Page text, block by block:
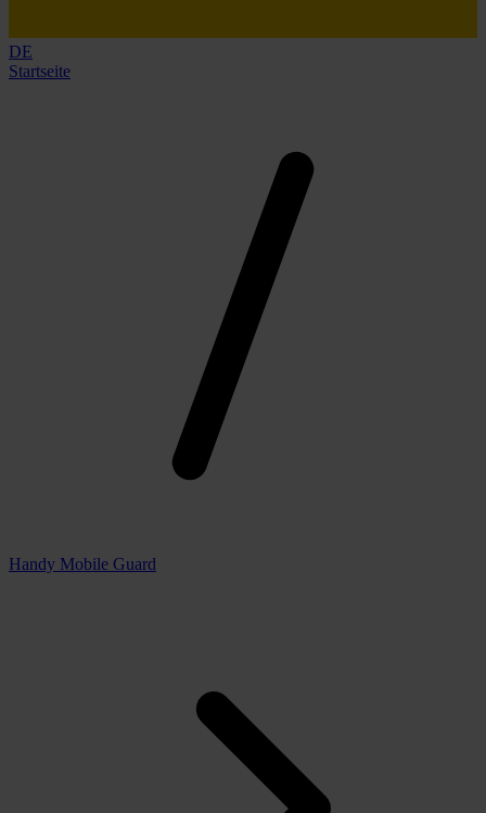
DE
Startseite
Handy Mobile Guard